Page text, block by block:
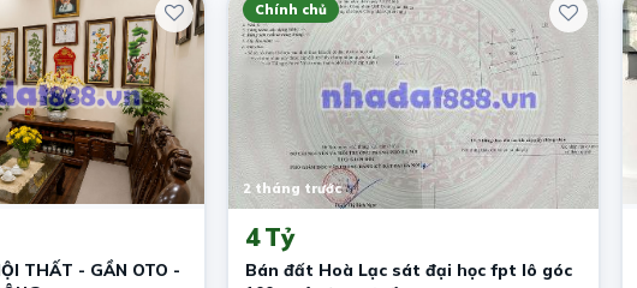
THẤT - GẦN OTO -
Chính chủ
2 tháng trước
4 Tỷ
Bán đất Hoà Lạc sát đại học fpt lô góc